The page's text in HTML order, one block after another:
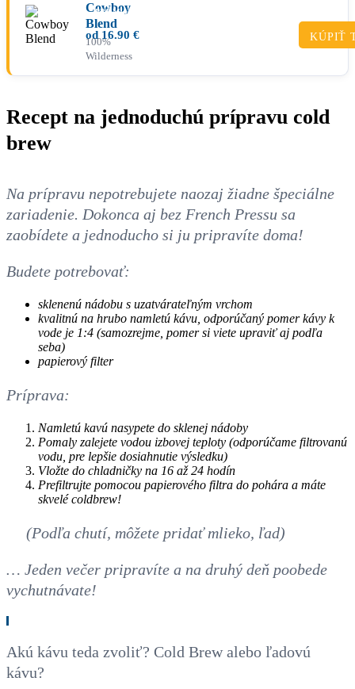
Cowboy
Blend
100%
Wilderness
PRÉMIUM
od 16.90 € KÚPIŤ
Recept na jednoduchú prípravu cold
brew
Na prípravu nepotrebujete naozaj žiadne špeciálne
zariadenie. Dokonca aj bez French Pressu sa
zaobídete a jednoducho si ju pripravíte doma!
Budete potrebovať:
sklenenú nádobu s uzatvárateľným vrchom
kvalitnú na hrubo namletú kávu, odporúčaný pomer kávy k
vode je 1:4 (samozrejme, pomer si viete upraviť aj podľa
seba)
papierový filter
Príprava:
Namletú kavú nasypete do sklenej nádoby
Pomaly zalejete vodou izbovej teploty (odporúčame filtrovanú
vodu, pre lepšie dosiahnutie výsledku)
Vložte do chladničky na 16 až 24 hodín
Prefiltrujte pomocou papierového filtra do pohára a máte
skvelé coldbrew!
(Podľa chutí, môžete pridať mlieko, ľad)
… Jeden večer pripravíte a na druhý deň poobede
vychutnávate!
Akú kávu teda zvoliť? Cold Brew alebo ľadovú
kávu?